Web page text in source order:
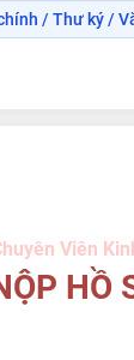
/ Thư ký /
HỒ
Viên